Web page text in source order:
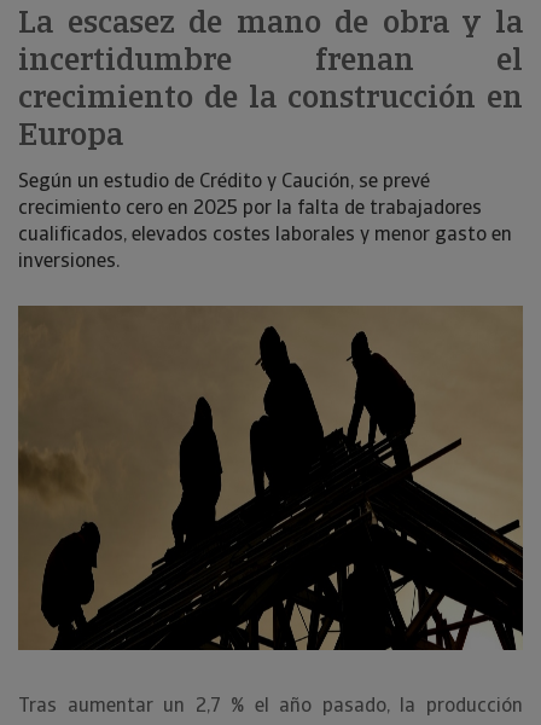
La escasez de mano de obra y la
incertidumbre frenan el
crecimiento de la construcción en
Europa
Según un estudio de Crédito y Caución, se prevé
crecimiento cero en 2025 por la falta de trabajadores
cualificados, elevados costes laborales y menor gasto en
inversiones.
Tras aumentar un 2,7 % el año pasado, la producción